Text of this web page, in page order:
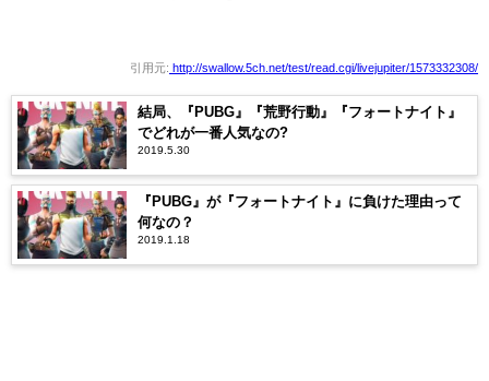
引用元: http://swallow.5ch.net/test/read.cgi/livejupiter/1573332308/
結局、『PUBG』『荒野行動』『フォートナイト』
でどれが一番人気なの?
2019.5.30
『PUBG』が『フォートナイト』に負けた理由って
何なの？
2019.1.18